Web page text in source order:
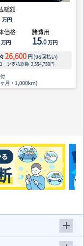
総額
万円
価格
万円
諸費用
15.0万円
26,600 円 (96回払い)
ーン支払総額 2,554,759円
月・1,000km)